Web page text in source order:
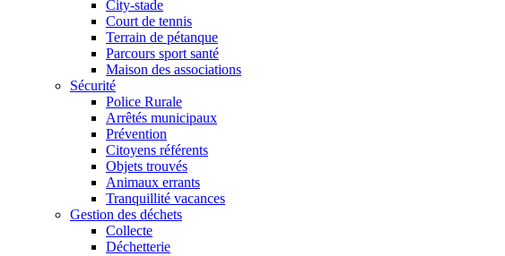
City-stade
Court de tennis
Terrain de pétanque
Parcours sport santé
Maison des associations
Sécurité
Police Rurale
Arrêtés municipaux
Prévention
Citoyens référents
Objets trouvés
Animaux errants
Tranquillité vacances
Gestion des déchets
Collecte
Déchetterie